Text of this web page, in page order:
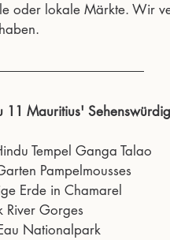
oder lokale Märkte. Wir
11 Mauritius'
Tempel Ganga Talao
Pampelmousses
Erde in Chamarel
River Gorges
Nationalpark